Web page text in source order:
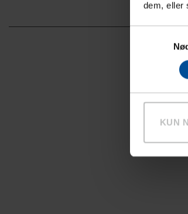
dem, eller
KUN